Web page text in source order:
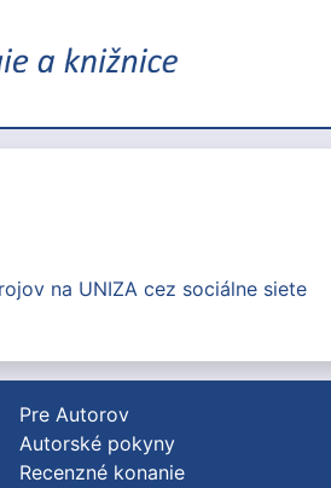
na UNIZA cez sociálne siete
Pre Autorov
Autorské pokyny
Recenzné konanie